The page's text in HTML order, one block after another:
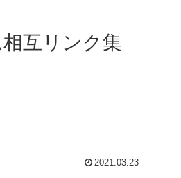
互リンク集
2021.03.23